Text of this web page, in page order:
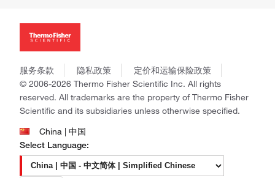
新闻
社会责任
商标
政策和通知
Applied Biosystems
Ion Torrent
Unity Lab Services
Patheon
服务条款 隐私政策
定价和运输保险政策
© 2006-2026 Thermo Fisher Scientific Inc. All rights
reserved. All trademarks are the property of Thermo Fisher
Scientific and its subsidiaries unless otherwise specified.
China | 中国
Select Language: